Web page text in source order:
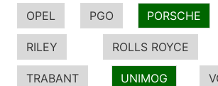
OPEL PGO PORSCHE
RILEY ROLLS ROYCE
TRABANT UNIMOG